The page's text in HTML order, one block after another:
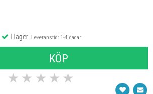
I lagerLeveranstid: 1-4 dagar
KÖP
★ ★ ★ ★ ★